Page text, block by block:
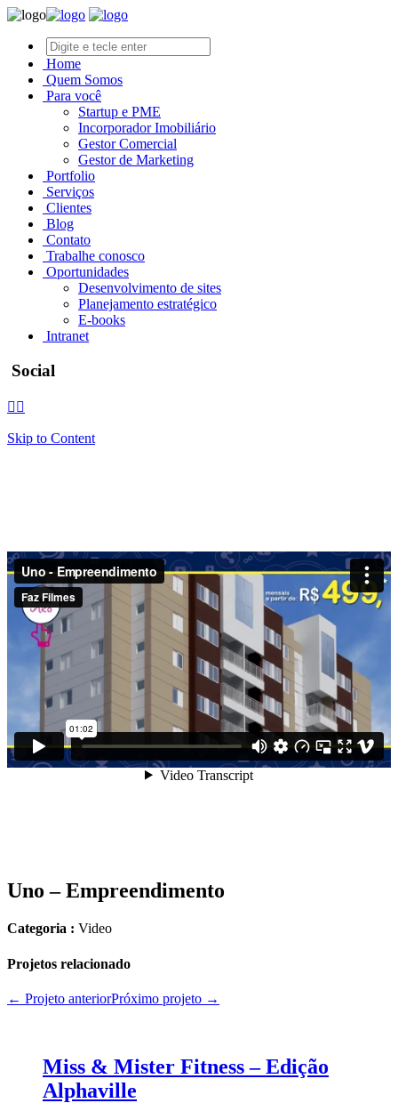
Home
Quem Somos
Para você
Startup e PME
Incorporador Imobiliário
Gestor Comercial
Gestor de Marketing
Portfolio
Serviços
Clientes
Blog
Contato
Trabalhe conosco
Oportunidades
Desenvolvimento de sites
Planejamento estratégico
E-books
Intranet
Social
 
Skip to Content
Uno – Empreendimento
Categoria : Video
Projetos relacionado
← Projeto anteriorPróximo projeto →
Miss & Mister Fitness – Edição
Alphaville